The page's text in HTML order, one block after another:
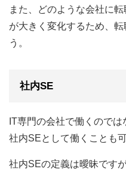
また、どのような会社に
が大きく変化するため、
う。
社内SE
IT専門の会社で働くので
社内SEとして働くことも可
社内SEの定義は曖昧です